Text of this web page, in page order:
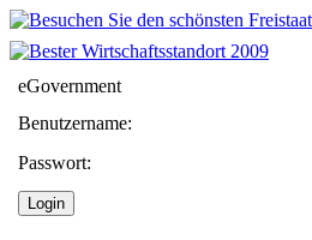
eGovernment
Benutzername:
Passwort: